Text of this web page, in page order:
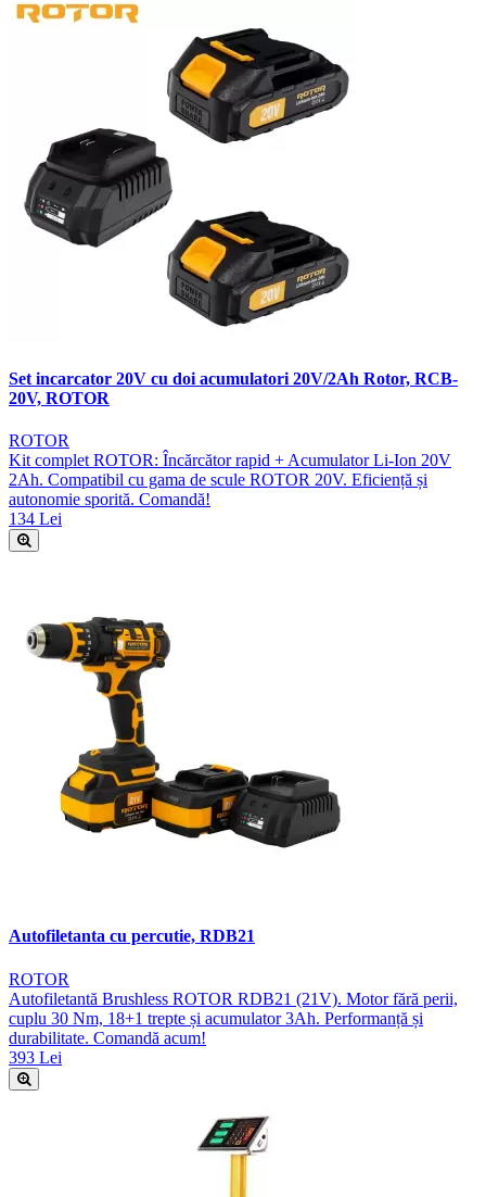
Set incarcator 20V cu doi acumulatori 20V/2Ah Rotor, RCB-
20V, ROTOR
ROTOR
Kit complet ROTOR: Încărcător rapid + Acumulator Li-Ion 20V
2Ah. Compatibil cu gama de scule ROTOR 20V. Eficiență și
autonomie sporită. Comandă!
134 Lei
Autofiletanta cu percutie, RDB21
ROTOR
Autofiletantă Brushless ROTOR RDB21 (21V). Motor fără perii,
cuplu 30 Nm, 18+1 trepte și acumulator 3Ah. Performanță și
durabilitate. Comandă acum!
393 Lei